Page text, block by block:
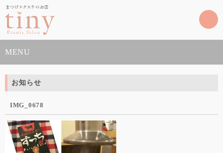
MENU
お知らせ
IMG_0678